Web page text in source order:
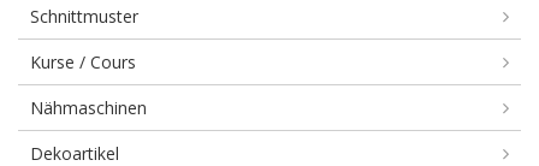
Schnittmuster
Kurse / Cours
Nähmaschinen
Dekoartikel